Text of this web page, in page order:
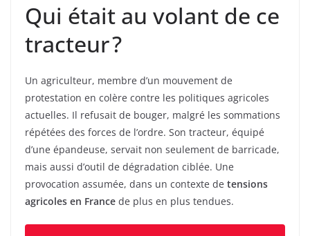
Qui était au volant de ce
tracteur ?
Un agriculteur, membre d’un mouvement de
protestation en colère contre les politiques agricoles
actuelles. Il refusait de bouger, malgré les sommations
répétées des forces de l’ordre. Son tracteur, équipé
d’une épandeuse, servait non seulement de barricade,
mais aussi d’outil de dégradation ciblée. Une
provocation assumée, dans un contexte de tensions
agricoles en France de plus en plus tendues.